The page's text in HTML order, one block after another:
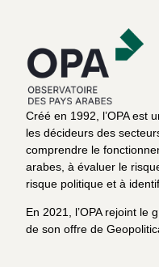
Créé en 1992, l’OPA est
les décideurs des
comprendre le
arabes, à évaluer le
risque politique et à
En 2021, l’OPA rejoint le
de son offre de